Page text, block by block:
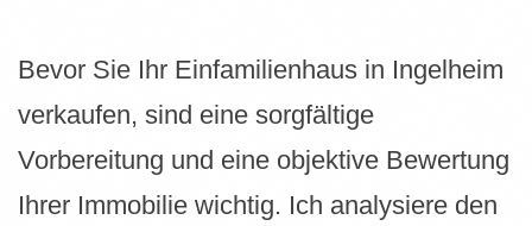
Bevor Sie Ihr Einfamilienhaus in Ingelheim
verkaufen, sind eine sorgfältige
Vorbereitung und eine objektive Bewertung
Ihrer Immobilie wichtig. Ich analysiere den